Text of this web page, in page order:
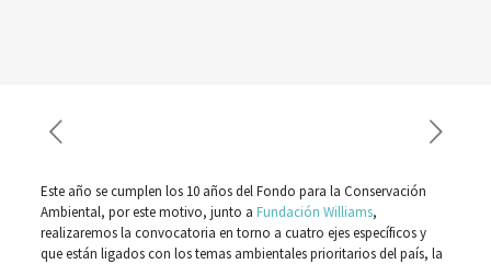
Este año se cumplen los 10 años del Fondo para la Conservación
Ambiental, por este motivo, junto a Fundación Williams,
realizaremos la convocatoria en torno a cuatro ejes específicos y
que están ligados con los temas ambientales prioritarios del país, la